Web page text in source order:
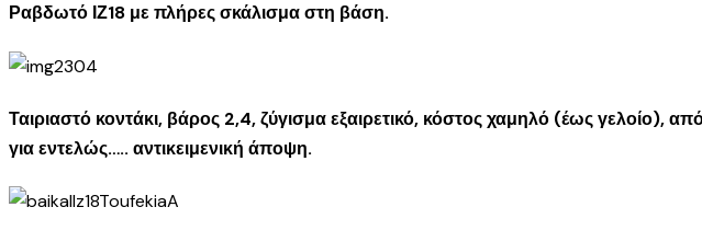
Ραβδωτό ΙΖ18 με πλήρες σκάλισμα στη βάση.
Ταιριαστό κοντάκι, βάρος 2,4, ζύγισμα εξαιρετικό, κόστος χαμηλό (έως γελοίο),
για εντελώς….. αντικειμενική άποψη.